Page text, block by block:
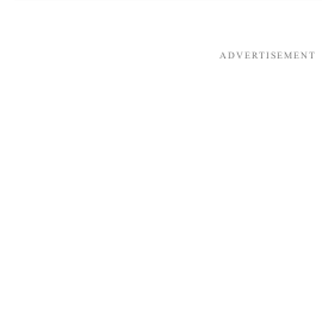
ADVERTISEMENT